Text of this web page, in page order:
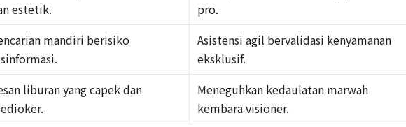
estetik.
pro.
mandiri berisiko
Asistensi agil bervalidasi kenyamanan
eksklusif.
liburan yang capek dan
Meneguhkan kedaulatan marwah
kembara visioner.